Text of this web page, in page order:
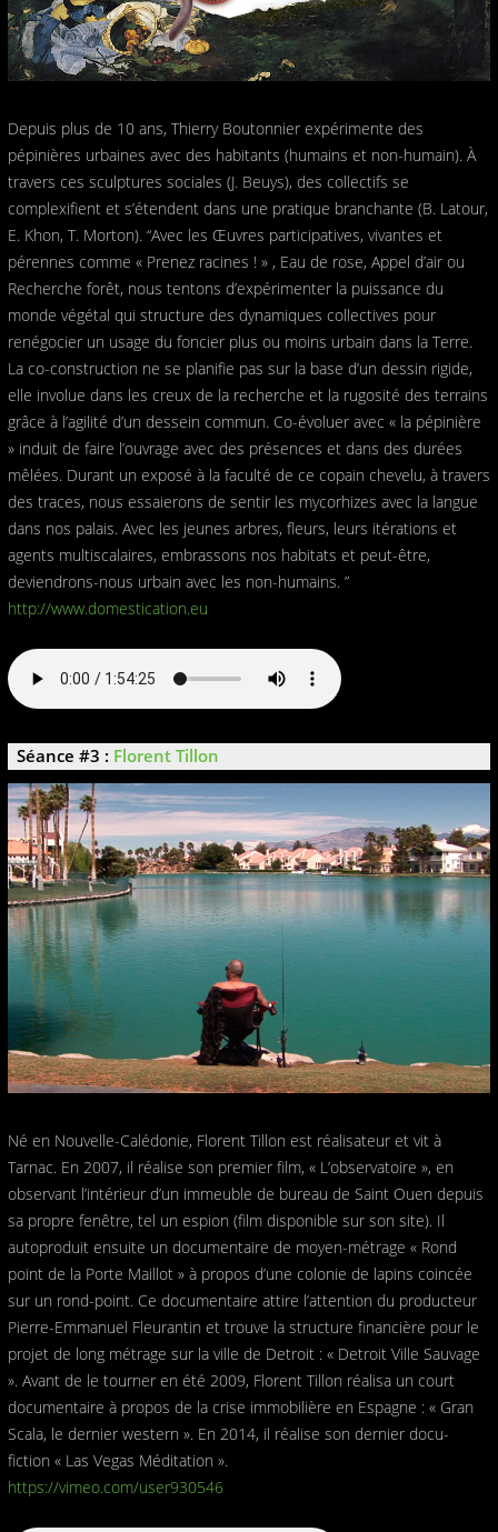
Depuis plus de 10 ans, Thierry Boutonnier expérimente des
pépinières urbaines avec des habitants (humains et non-humain). À
travers ces sculptures sociales (J. Beuys), des collectifs se
complexifient et s’étendent dans une pratique branchante (B. Latour,
E. Khon, T. Morton). “Avec les Œuvres participatives, vivantes et
pérennes comme « Prenez racines ! » , Eau de rose, Appel d’air ou
Recherche forêt, nous tentons d’expérimenter la puissance du
monde végétal qui structure des dynamiques collectives pour
renégocier un usage du foncier plus ou moins urbain dans la Terre.
La co-construction ne se planifie pas sur la base d’un dessin rigide,
elle involue dans les creux de la recherche et la rugosité des terrains
grâce à l’agilité d’un dessein commun. Co-évoluer avec « la pépinière
» induit de faire l’ouvrage avec des présences et dans des durées
mêlées. Durant un exposé à la faculté de ce copain chevelu, à travers
des traces, nous essaierons de sentir les mycorhizes avec la langue
dans nos palais. Avec les jeunes arbres, fleurs, leurs itérations et
agents multiscalaires, embrassons nos habitats et peut-être,
deviendrons-nous urbain avec les non-humains. ”
http://www.domestication.eu
Séance #3 : Florent Tillon
Né en Nouvelle-Calédonie, Florent Tillon est réalisateur et vit à
Tarnac. En 2007, il réalise son premier film, « L’observatoire », en
observant l’intérieur d’un immeuble de bureau de Saint Ouen depuis
sa propre fenêtre, tel un espion (film disponible sur son site). Il
autoproduit ensuite un documentaire de moyen-métrage « Rond
point de la Porte Maillot » à propos d’une colonie de lapins coincée
sur un rond-point. Ce documentaire attire l’attention du producteur
Pierre-Emmanuel Fleurantin et trouve la structure financière pour le
projet de long métrage sur la ville de Detroit : « Detroit Ville Sauvage
». Avant de le tourner en été 2009, Florent Tillon réalisa un court
documentaire à propos de la crise immobilière en Espagne : « Gran
Scala, le dernier western ». En 2014, il réalise son dernier docu-
fiction « Las Vegas Méditation ».
https://vimeo.com/user930546